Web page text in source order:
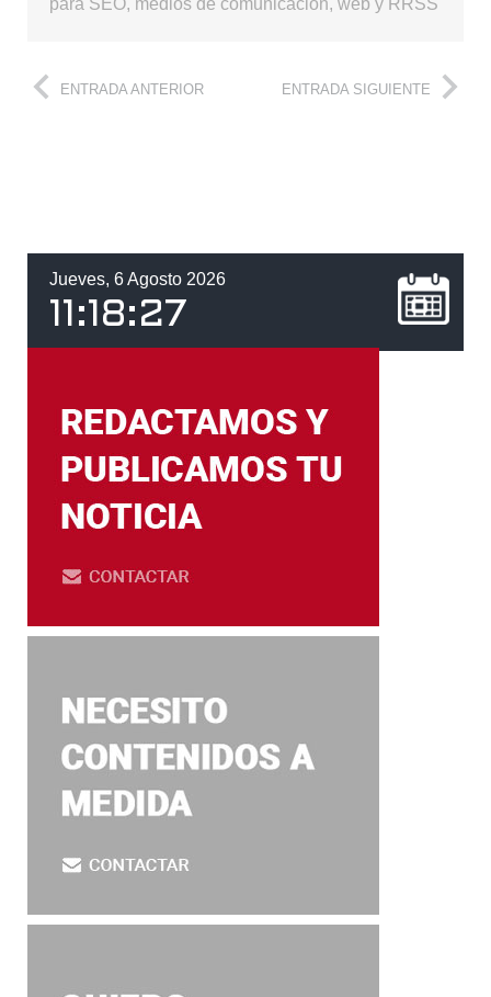
para SEO, medios de comunicación, web y RRSS
ENTRADA ANTERIOR ENTRADA SIGUIENTE
Jueves, 6 Agosto 2026
11 :18:28